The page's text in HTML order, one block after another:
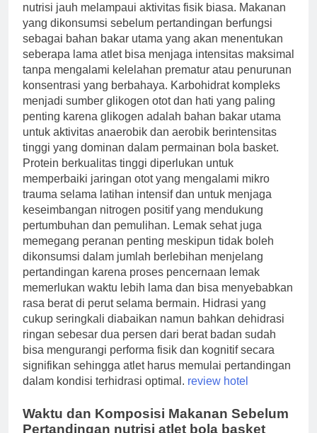
nutrisi jauh melampaui aktivitas fisik biasa. Makanan
yang dikonsumsi sebelum pertandingan berfungsi
sebagai bahan bakar utama yang akan menentukan
seberapa lama atlet bisa menjaga intensitas maksimal
tanpa mengalami kelelahan prematur atau penurunan
konsentrasi yang berbahaya. Karbohidrat kompleks
menjadi sumber glikogen otot dan hati yang paling
penting karena glikogen adalah bahan bakar utama
untuk aktivitas anaerobik dan aerobik berintensitas
tinggi yang dominan dalam permainan bola basket.
Protein berkualitas tinggi diperlukan untuk
memperbaiki jaringan otot yang mengalami mikro
trauma selama latihan intensif dan untuk menjaga
keseimbangan nitrogen positif yang mendukung
pertumbuhan dan pemulihan. Lemak sehat juga
memegang peranan penting meskipun tidak boleh
dikonsumsi dalam jumlah berlebihan menjelang
pertandingan karena proses pencernaan lemak
memerlukan waktu lebih lama dan bisa menyebabkan
rasa berat di perut selama bermain. Hidrasi yang
cukup seringkali diabaikan namun bahkan dehidrasi
ringan sebesar dua persen dari berat badan sudah
bisa mengurangi performa fisik dan kognitif secara
signifikan sehingga atlet harus memulai pertandingan
dalam kondisi terhidrasi optimal. review hotel
Waktu dan Komposisi Makanan Sebelum
Pertandingan nutrisi atlet bola basket